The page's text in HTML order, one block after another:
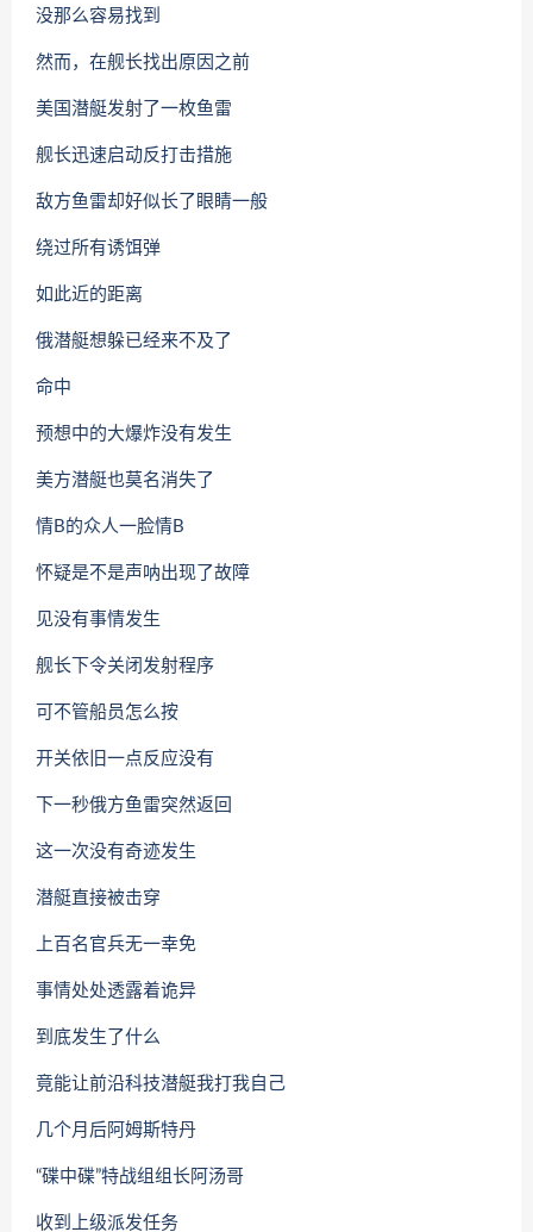
没那么容易找到
然而，在舰长找出原因之前
美国潜艇发射了一枚鱼雷
舰长迅速启动反打击措施
敌方鱼雷却好似长了眼睛一般
绕过所有诱饵弹
如此近的距离
俄潜艇想躲已经来不及了
命中
预想中的大爆炸没有发生
美方潜艇也莫名消失了
情B的众人一脸情B
怀疑是不是声呐出现了故障
见没有事情发生
舰长下令关闭发射程序
可不管船员怎么按
开关依旧一点反应没有
下一秒俄方鱼雷突然返回
这一次没有奇迹发生
潜艇直接被击穿
上百名官兵无一幸免
事情处处透露着诡异
到底发生了什么
竟能让前沿科技潜艇我打我自己
几个月后阿姆斯特丹
“碟中碟”特战组组长阿汤哥
收到上级派发任务